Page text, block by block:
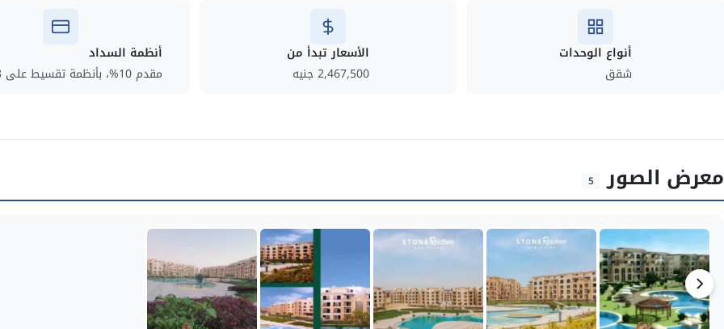
أنواع الوحدات
شقق
الأسعار تبدأ من
2,467,500 جنيه
أنظمة السداد
مقدم 10%، بأنظمة تقسيط على 8 سنوات
معرض الصور 5